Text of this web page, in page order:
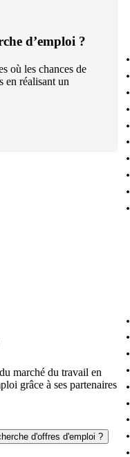
d’emploi ?
où les chances de
en réalisant un
marché du travail en
grâce à ses partenaires
d'offres d'emploi ?